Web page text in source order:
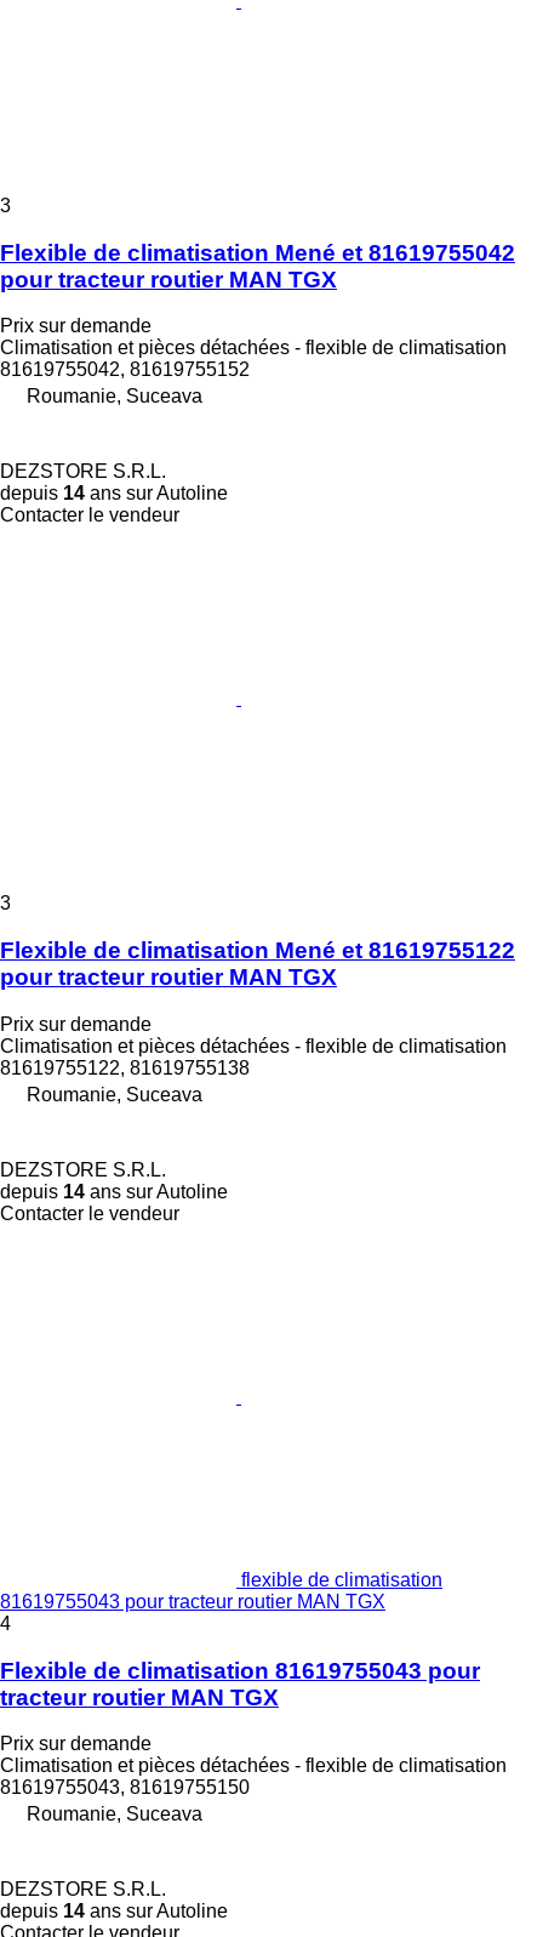
3
Flexible de climatisation Mené et 81619755042
pour tracteur routier MAN TGX
Prix sur demande
Climatisation et pièces détachées - flexible de climatisation
81619755042, 81619755152
Roumanie, Suceava
DEZSTORE S.R.L.
depuis 14 ans sur Autoline
Contacter le vendeur
3
Flexible de climatisation Mené et 81619755122
pour tracteur routier MAN TGX
Prix sur demande
Climatisation et pièces détachées - flexible de climatisation
81619755122, 81619755138
Roumanie, Suceava
DEZSTORE S.R.L.
depuis 14 ans sur Autoline
Contacter le vendeur
flexible de climatisation
81619755043 pour tracteur routier MAN TGX
4
Flexible de climatisation 81619755043 pour
tracteur routier MAN TGX
Prix sur demande
Climatisation et pièces détachées - flexible de climatisation
81619755043, 81619755150
Roumanie, Suceava
DEZSTORE S.R.L.
depuis 14 ans sur Autoline